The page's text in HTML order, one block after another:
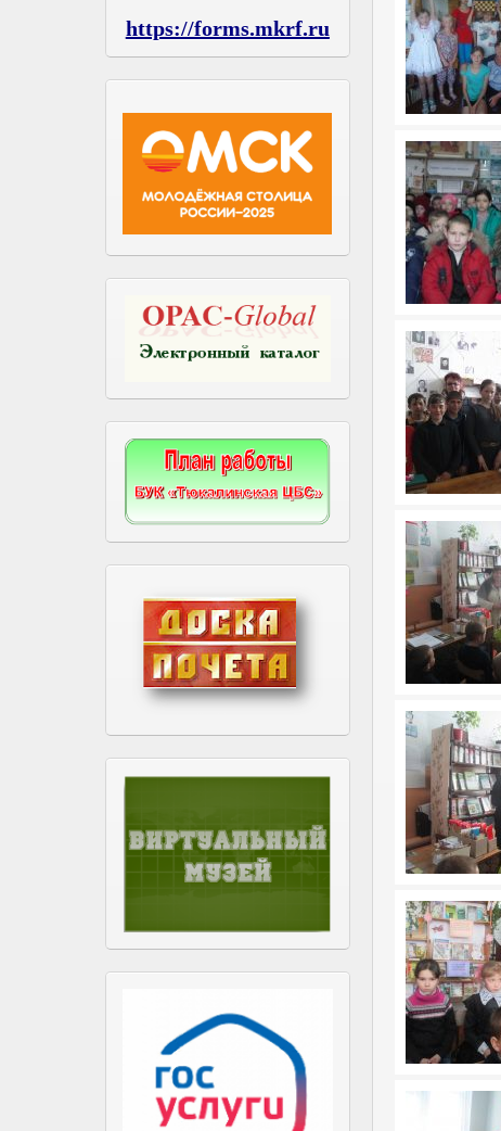
https://forms.mkrf.ru